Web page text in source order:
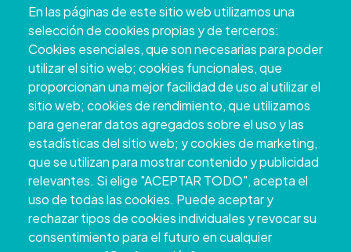
En las páginas de este sitio web utilizamos una
selección de cookies propias y de terceros:
Cookies esenciales, que son necesarias para poder
utilizar el sitio web; cookies funcionales, que
proporcionan una mejor facilidad de uso al utilizar el
sitio web; cookies de rendimiento, que utilizamos
para generar datos agregados sobre el uso y las
estadísticas del sitio web; y cookies de marketing,
que se utilizan para mostrar contenido y publicidad
relevantes. Si elige "ACEPTAR TODO", acepta el
uso de todas las cookies. Puede aceptar y
rechazar tipos de cookies individuales y revocar su
consentimiento para el futuro en cualquier
Pontevedra
+34 986 804 100 | +34 986 804 124
Copyright © 2026. Conseil provincial de
Pontevedra.
Tous droits réservés